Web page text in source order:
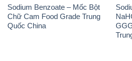
Sodium Benzoate – Mốc Bột
Chữ Cam Food Grade Trung
Quốc China